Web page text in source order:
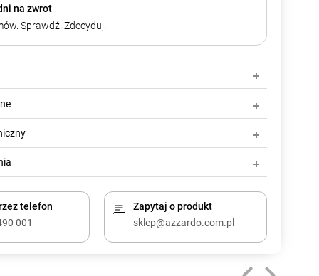
na zwrot
Sprawdź. Zdecyduj.
telefon
001
Zapytaj o produkt
sklep@azzardo.com.pl